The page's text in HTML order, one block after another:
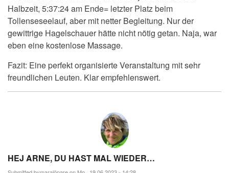
Halbzeit, 5:37:24 am Ende= letzter Platz beim
Tollenseseelauf, aber mit netter Begleitung. Nur der
gewittrige Hagelschauer hätte nicht nötig getan. Naja, war
eben eine kostenlose Massage.
Fazit: Eine perfekt organisierte Veranstaltung mit sehr
freundlichen Leuten. Klar empfehlenswert.
HEJ ARNE, DU HAST MAL WIEDER…